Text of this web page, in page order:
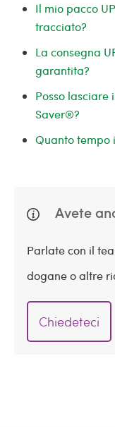
Il mio pacco
tracciato?
La consegna
garantita?
Posso lasciare
Saver®?
Quanto tempo
Avete
Parlate con il
dogane o altre
Chiedeteci